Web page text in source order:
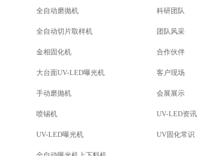
全自动磨抛机
全自动切片取样机
金相固化机
大台面UV-LED曝光机
手动磨抛机
喷锡机
UV-LED曝光机
科研团队
团队风采
合作伙伴
客户现场
会展展示
UV-LED资讯
UV固化常识